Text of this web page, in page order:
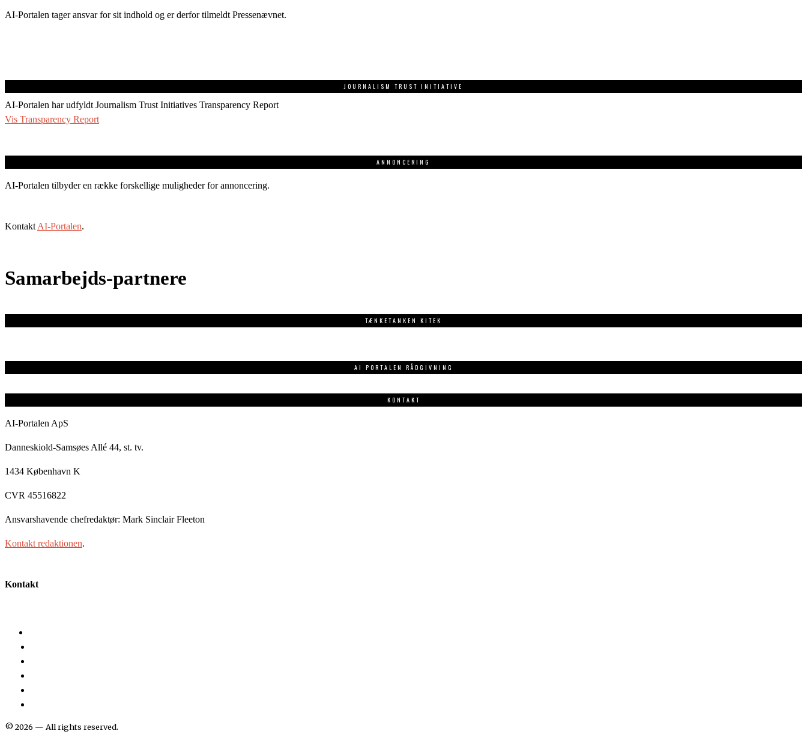
AI-Portalen tager ansvar for sit indhold og er derfor tilmeldt Pressenævnet.
JOURNALISM TRUST INITIATIVE
AI-Portalen har udfyldt Journalism Trust Initiatives Transparency Report
Vis Transparency Report
ANNONCERING
AI-Portalen tilbyder en række forskellige muligheder for annoncering.
Kontakt AI-Portalen.
Samarbejds-partnere
TÆNKETANKEN KITEK
AI PORTALEN RÅDGIVNING
KONTAKT
AI-Portalen ApS
Danneskiold-Samsøes Allé 44, st. tv.
1434 København K
CVR 45516822
Ansvarshavende chefredaktør: Mark Sinclair Fleeton
Kontakt redaktionen.
Kontakt
©2026 — All rights reserved.